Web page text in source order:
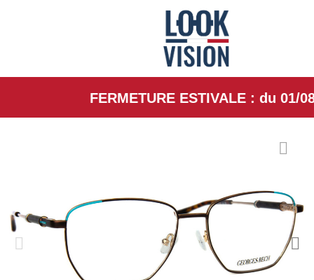
FERMETURE ESTIVALE : du 01/08/